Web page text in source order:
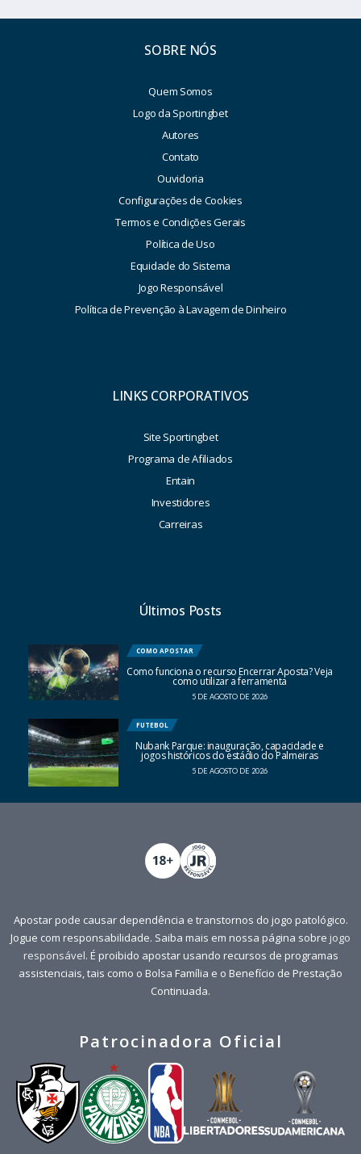
SOBRE NÓS
Quem Somos
Logo da Sportingbet
Autores
Contato
Ouvidoria
Configurações de Cookies
Termos e Condições Gerais
Política de Uso
Equidade do Sistema
Jogo Responsável
Política de Prevenção à Lavagem de Dinheiro
LINKS CORPORATIVOS
Site Sportingbet
Programa de Afiliados
Entain
Investidores
Carreiras
Últimos Posts
COMO APOSTAR
Como funciona o recurso Encerrar Aposta? Veja
como utilizar a ferramenta
5 DE AGOSTO DE 2026
FUTEBOL
Nubank Parque: inauguração, capacidade e
jogos históricos do estádio do Palmeiras
5 DE AGOSTO DE 2026
Apostar pode causar dependência e transtornos do jogo patológico.
Jogue com responsabilidade. Saiba mais em nossa página sobre jogo
responsável. É proibido apostar usando recursos de programas
assistenciais, tais como o Bolsa Família e o Benefício de Prestação
Continuada.
Patrocinadora Oficial